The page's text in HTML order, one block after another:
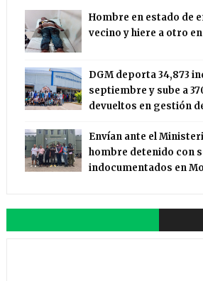
Hombre en estado de
vecino y hiere a otro
DGM deporta 34,873
septiembre y sube a
devueltos en gestión
Envían ante el
hombre detenido con
indocumentados en